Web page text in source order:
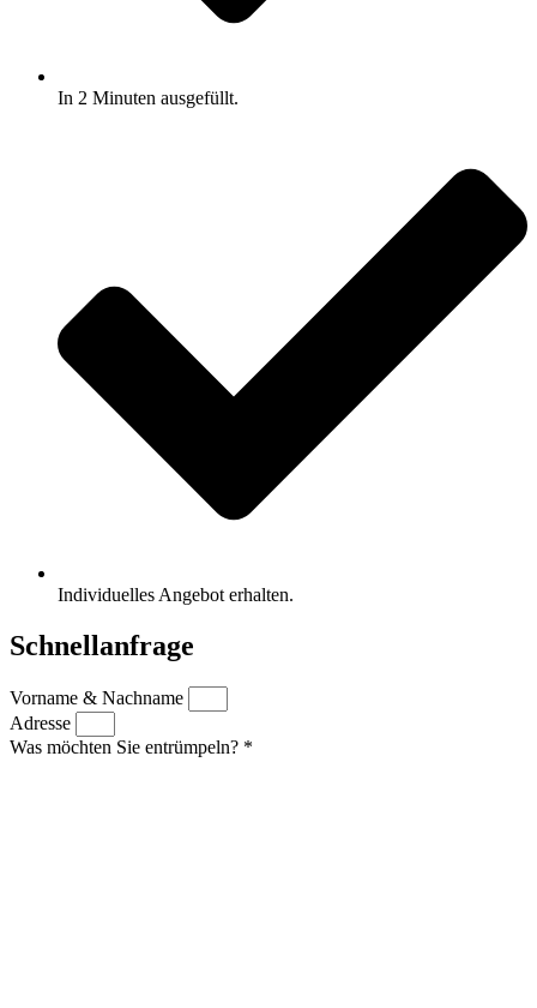
In 2 Minuten ausgefüllt.
Individuelles Angebot erhalten.
Schnellanfrage
Vorname & Nachname
Adresse
Was möchten Sie entrümpeln? *